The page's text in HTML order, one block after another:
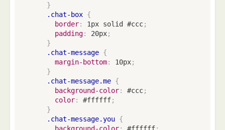
}
.chat-box {
border: 1px solid #ccc;
padding: 20px;
}
.chat-message {
margin-bottom: 10px;
}
.chat-message.me {
background-color: #ccc;
color: #ffffff;
}
.chat-message.you {
background-color: #ffffff;